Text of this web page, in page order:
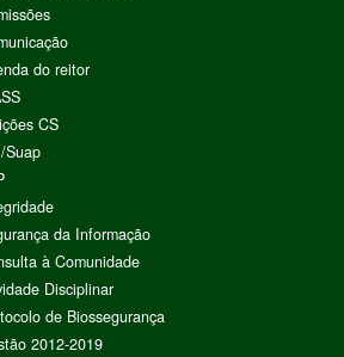
do reitor
CS
Suap
da Informação
à Comunidade
Disciplinar
de Biossegurança
2012-2019